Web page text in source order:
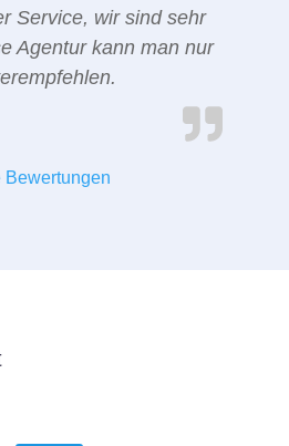
Service, wir sind sehr
Agentur kann man nur
Bewertungen